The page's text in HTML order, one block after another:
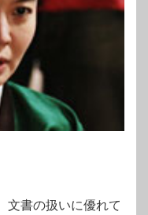
文書の扱いに優れて